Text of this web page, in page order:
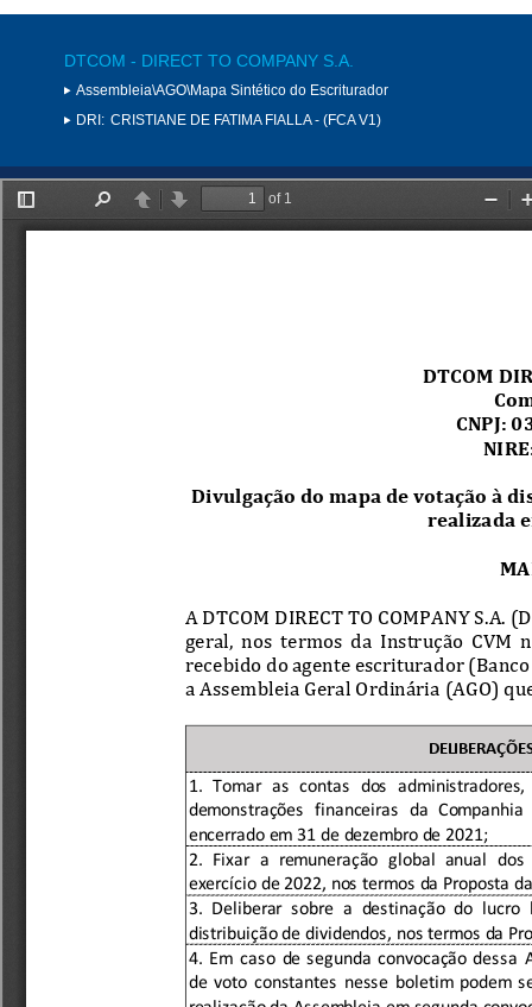
DTCOM - DIRECT TO COMPANY S.A.
Assembleia\AGO\Mapa Sintético do Escriturador
DRI: CRISTIANE DE FATIMA FIALLA - (FCA V1)